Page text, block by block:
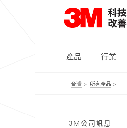
產品 行業
台灣 所有產品
3M公司訊息